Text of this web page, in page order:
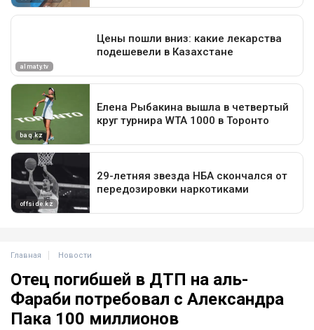
Главная Новости
Отец погибшей в ДТП на аль-
Фараби потребовал с Александра
Пака 100 миллионов